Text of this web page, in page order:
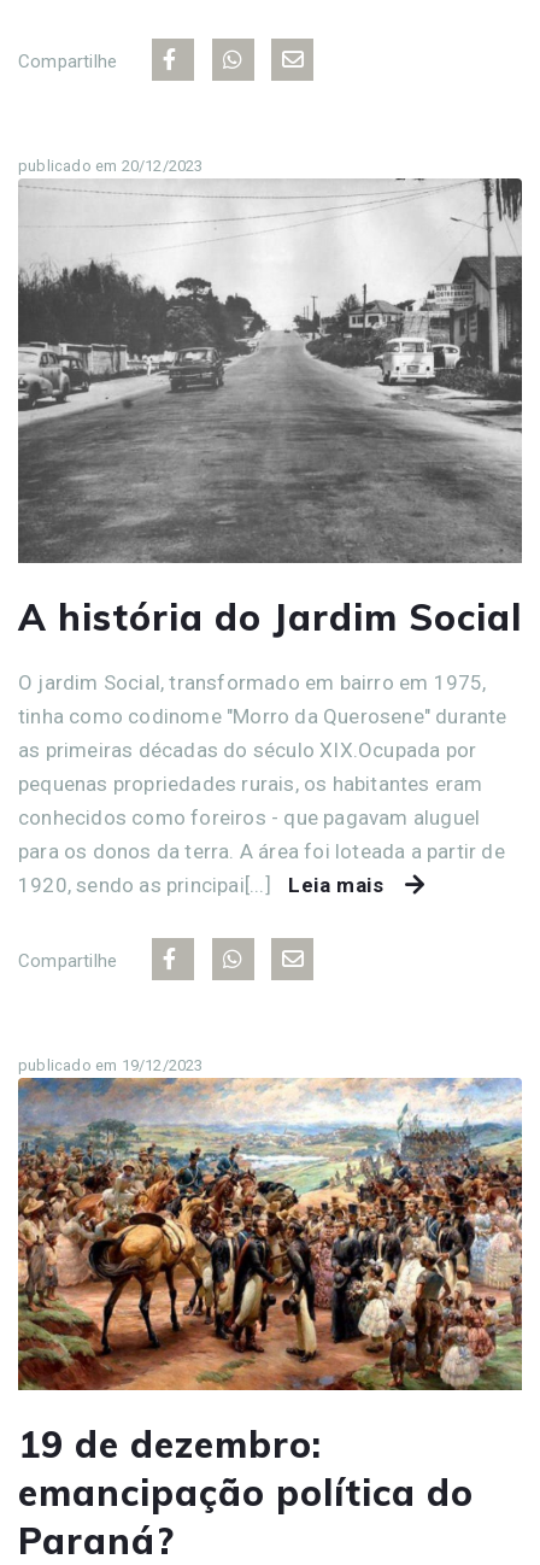
Compartilhe
publicado em 20/12/2023
A história do Jardim Social
O jardim Social, transformado em bairro em 1975,
tinha como codinome "Morro da Querosene" durante
as primeiras décadas do século XIX.Ocupada por
pequenas propriedades rurais, os habitantes eram
conhecidos como foreiros - que pagavam aluguel
para os donos da terra. A área foi loteada a partir de
1920, sendo as principai[...]
Leia mais
Compartilhe
publicado em 19/12/2023
19 de dezembro:
emancipação política do
Paraná?